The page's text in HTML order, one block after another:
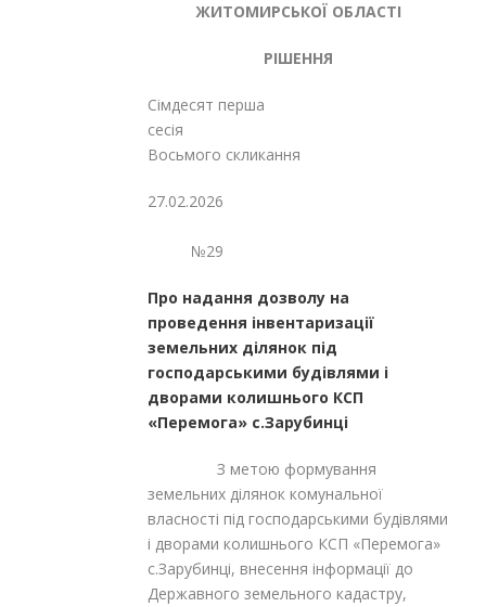
ЖИТОМИРСЬКОЇ ОБЛАСТІ
РІШЕННЯ
Сімдесят перша
сесія
Восьмого скликання
27.02.2026
№29
Про надання дозволу на
проведення інвентаризації
земельних ділянок під
господарськими будівлями і
дворами колишнього КСП
«Перемога» с.Зарубинці
З метою формування
земельних ділянок комунальної
власності під господарськими будівлями
і дворами колишнього КСП «Перемога»
с.Зарубинці, внесення інформації до
Державного земельного кадастру,